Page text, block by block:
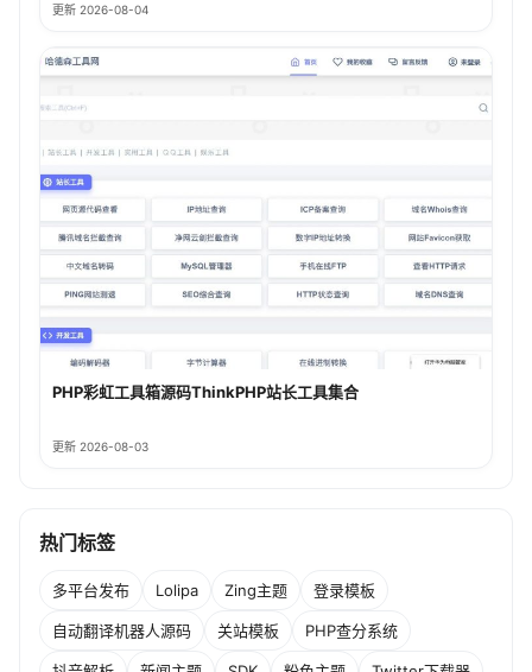
更新 2026-08-04
PHP彩虹工具箱源码ThinkPHP站长工具集合
更新 2026-08-03
热门标签
多平台发布 Lolipa Zing主题 登录模板
自动翻译机器人源码 关站模板 PHP查分系统